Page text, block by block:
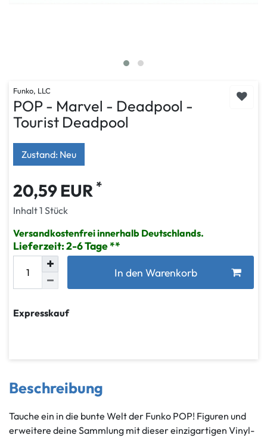
Funko, LLC
POP - Marvel - Deadpool -
Tourist Deadpool
Zustand: Neu
20,59 EUR *
Inhalt1 Stück
Versandkostenfrei innerhalb Deutschlands.
Lieferzeit: 2-6 Tage
In den Warenkorb
Expresskauf
Beschreibung
Tauche ein in die bunte Welt der Funko POP! Figuren und
erweitere deine Sammlung mit dieser einzigartigen Vinyl-